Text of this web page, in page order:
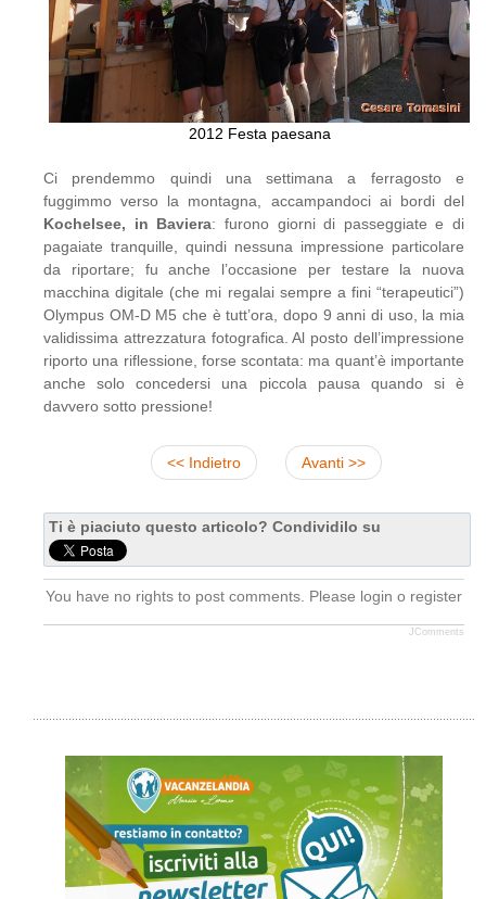
2012 Festa paesana
Ci prendemmo quindi una settimana a ferragosto e
fuggimmo verso la montagna, accampandoci ai bordi del
Kochelsee, in Baviera: furono giorni di passeggiate e di
pagaiate tranquille, quindi nessuna impressione particolare
da riportare; fu anche l’occasione per testare la nuova
macchina digitale (che mi regalai sempre a fini “terapeutici”)
Olympus OM-D M5 che è tutt’ora, dopo 9 anni di uso, la mia
validissima attrezzatura fotografica. Al posto dell’impressione
riporto una riflessione, forse scontata: ma quant’è importante
anche solo concedersi una piccola pausa quando si è
davvero sotto pressione!
<< Indietro Avanti >>
Ti è piaciuto questo articolo? Condividilo su
You have no rights to post comments. Please login o register
JComments